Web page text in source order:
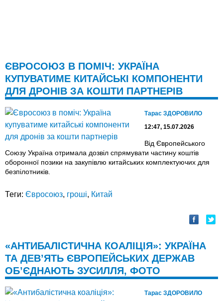
ЄВРОСОЮЗ В ПОМІЧ: УКРАЇНА
КУПУВАТИМЕ КИТАЙСЬКІ КОМПОНЕНТИ
ДЛЯ ДРОНІВ ЗА КОШТИ ПАРТНЕРІВ
Тарас ЗДОРОВИЛО
12:47, 15.07.2026
Від Європейського
Союзу Україна отримала дозвіл спрямувати частину коштів
оборонної позики на закупівлю китайських комплектуючих для
безпілотників.
Теги: Євросоюз, гроші, Китай
«АНТИБАЛІСТИЧНА КОАЛІЦІЯ»: УКРАЇНА
ТА ДЕВʼЯТЬ ЄВРОПЕЙСЬКИХ ДЕРЖАВ
ОБ’ЄДНАЮТЬ ЗУСИЛЛЯ, ФОТО
Тарас ЗДОРОВИЛО